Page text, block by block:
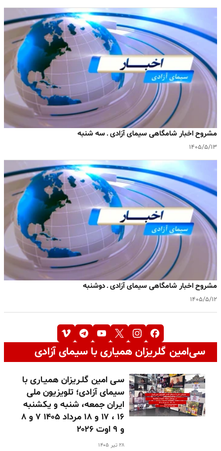
مشروح اخبار شامگاهی سیمای آزادی ـ سه شنبه
۱۴۰۵/۵/۱۳
مشروح اخبار شامگاهی سیمای آزادی ـ دوشنبه
۱۴۰۵/۵/۱۲
سی‌امین گلریزان همیاری با سیمای آزادی
سـی امین گلـریزان همیـاری با
سیمای آزادی؛ تلویزیون ملی
ایران جمعه، شنبه و یکشنبه
۱۶ ، ۱۷ و ۱۸ مرداد ۱۴۰۵ ۷ و ۸
و ۹ اوت ۲۰۲۶
۲۸ تیر ۱۴۰۵